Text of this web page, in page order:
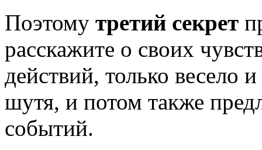
Поэтому третий секрет
расскажите о своих
действий, только
шутя, и потом также
событий.